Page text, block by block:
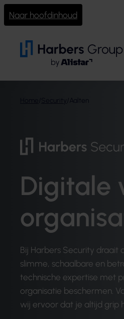
Naar hoofdinhoud
Aalten
Digitale
Bij Harbers Security draait
slimme, schaalbare en
technische expertise met
organisatie beschermen.
wij ervoor dat je altijd grip